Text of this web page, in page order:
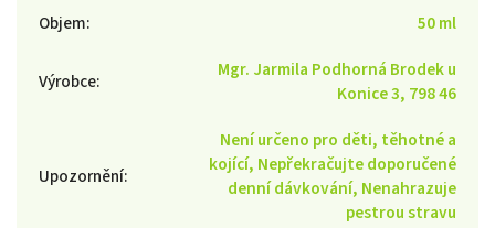
Objem: 50 ml
Výrobce:
Mgr. Jarmila Podhorná Brodek u
Konice 3, 798 46
Upozornění:
Není určeno pro děti, těhotné a
kojící, Nepřekračujte doporučené
denní dávkování, Nenahrazuje
pestrou stravu